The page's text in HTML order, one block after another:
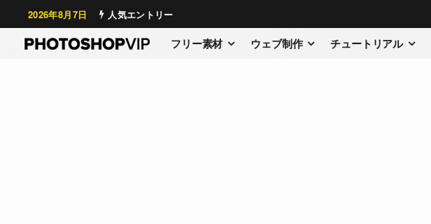
2026年8月7日 人気エントリー
フリー素材 ウェブ制作 チュートリアル